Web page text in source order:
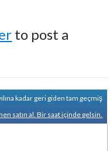
to post a
kadar geri giden tam geçmiş
satın al. Bir saat içinde gelsin.